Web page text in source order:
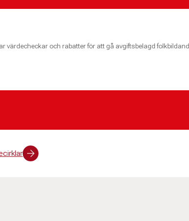
och rabatter för att gå avgiftsbelagd